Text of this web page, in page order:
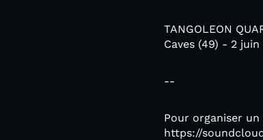
TANGOLEON
Caves (49) - 2
--
Pour organiser
https://